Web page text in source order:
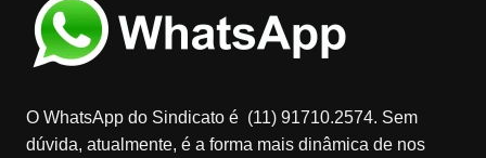
O WhatsApp do Sindicato é (11) 91710.2574. Sem
dúvida, atualmente, é a forma mais dinâmica de nos